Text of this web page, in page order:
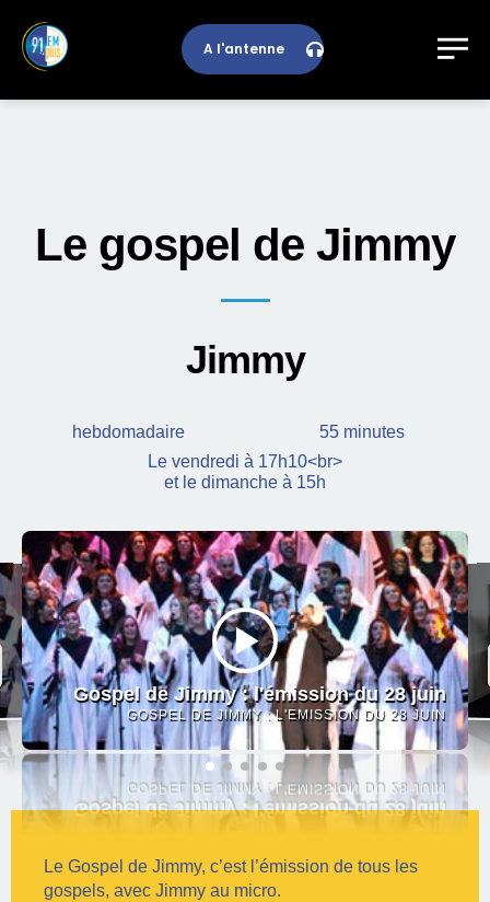
A l'antenne
Le gospel de Jimmy
Jimmy
hebdomadaire
55 minutes
Le vendredi à 17h10<br>
et le dimanche à 15h
Gospel de Jimmy : l'émission du 28 juin
GOSPEL DE JIMMY : L'ÉMISSION DU 28 JUIN
Le Gospel de Jimmy, c’est l’émission de tous les
gospels, avec Jimmy au micro.